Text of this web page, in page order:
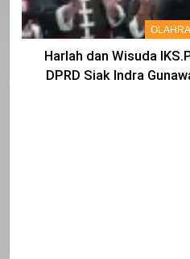
Harlah dan Wisuda
DPRD Siak Indra